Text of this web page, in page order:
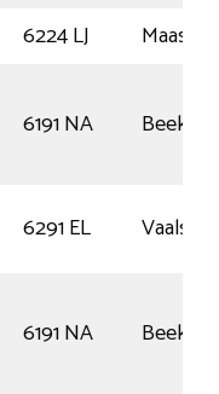
6224 LJ
6191 NA Beek
6291 EL Vaals
6191 NA Beek